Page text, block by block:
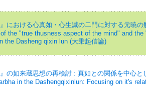
』における心真如・心生滅の二門に対する元暁
the "true thusness aspect of the mind" and
the Dasheng qixin lun (大乗起信論)
』の如来蔵思想の再検討 : 真如との関係を中心
in the Dashengqixinlun: Focusing on it's